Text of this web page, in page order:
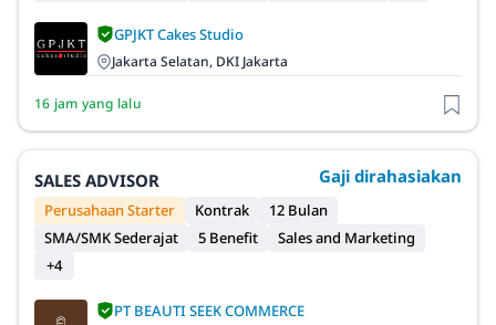
GPJKT Cakes Studio
Jakarta Selatan, DKI Jakarta
16 jam yang lalu
SALES ADVISOR Gaji dirahasiakan
Perusahaan Starter Kontrak
12 Bulan
SMA/SMK Sederajat
5 Benefit
Sales and Marketing
+4
PT BEAUTI SEEK COMMERCE